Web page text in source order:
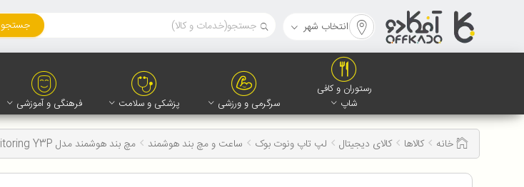
انتخاب شهر جستجو
رستوران و کافی
شاپ
سرگرمی و ورزشی پزشکی و سلامت فرهنگی و آموزشی
خانه کالاها کالای دیجیتال لپ تاپ ونوت بوک ساعت و مچ بند هوشمند مچ بند هوشمند مدل Heart rate monitoring Y3P